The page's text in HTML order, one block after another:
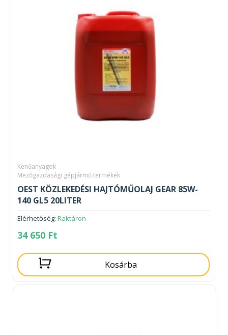
Kenőanyagok
Mezőgazdasági gépjármű termékek
OEST KÖZLEKEDÉSI HAJTÓMŰOLAJ GEAR 85W-
140 GL5 20LITER
Elérhetőség: Raktáron
34 650 Ft
Kosárba